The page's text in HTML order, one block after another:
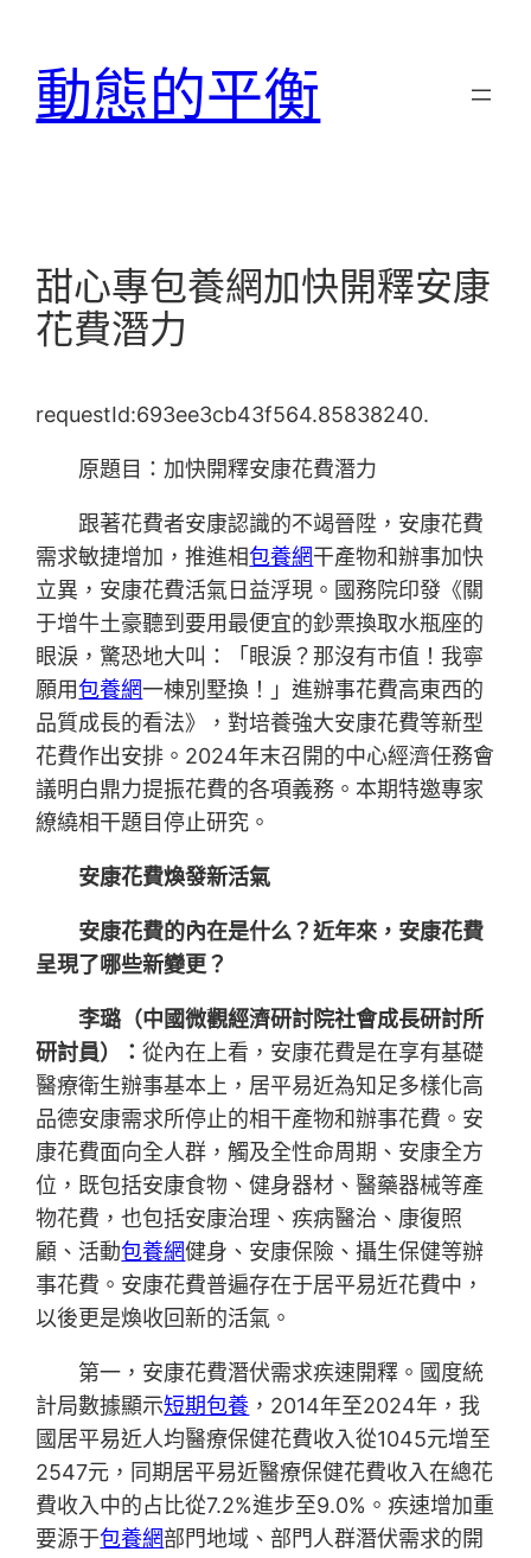
動態的平衡
甜心專包養網加快開釋安康
花費潛力
requestId:693ee3cb43f564.85838240.
原題目：加快開釋安康花費潛力
跟著花費者安康認識的不竭晉陞，安康花費
需求敏捷增加，推進相包養網干產物和辦事加快
立異，安康花費活氣日益浮現。國務院印發《關
于增牛土豪聽到要用最便宜的鈔票換取水瓶座的
眼淚，驚恐地大叫：「眼淚？那沒有市值！我寧
願用包養網一棟別墅換！」進辦事花費高東西的
品質成長的看法》，對培養強大安康花費等新型
花費作出安排。2024年末召開的中心經濟任務會
議明白鼎力提振花費的各項義務。本期特邀專家
繚繞相干題目停止研究。
安康花費煥發新活氣
安康花費的內在是什么？近年來，安康花費
呈現了哪些新變更？
李璐（中國微觀經濟研討院社會成長研討所
研討員）：從內在上看，安康花費是在享有基礎
醫療衛生辦事基本上，居平易近為知足多樣化高
品德安康需求所停止的相干產物和辦事花費。安
康花費面向全人群，觸及全性命周期、安康全方
位，既包括安康食物、健身器材、醫藥器械等產
物花費，也包括安康治理、疾病醫治、康復照
顧、活動包養網健身、安康保險、攝生保健等辦
事花費。安康花費普遍存在于居平易近花費中，
以後更是煥收回新的活氣。
第一，安康花費潛伏需求疾速開釋。國度統
計局數據顯示短期包養 ，2014年至2024年，我
國居平易近人均醫療保健花費收入從1045元增至
2547元，同期居平易近醫療保健花費收入在總花
費收入中的占比從7.2%進步至9.0%。疾速增加重
要源于包養網部門地域、部門人群潛伏需求的開